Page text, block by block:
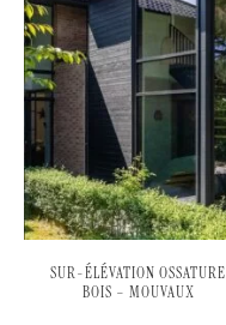
SUR-ÉLÉVATION OSSATURE
BOIS – MOUVAUX